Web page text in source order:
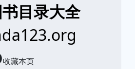
目录大全
收藏本页